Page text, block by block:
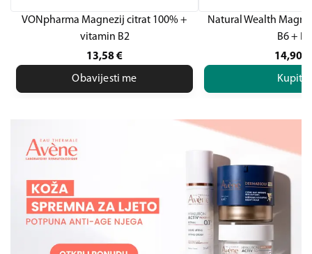
VONpharma Magnezij citrat 100% +
vitamin B2
13,58€
Obavijesti me
Natural Wealth
B6 + D
14,90
Kupite